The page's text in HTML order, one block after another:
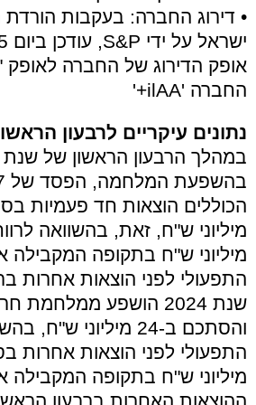
• דירוג החברה: בעקבות הורדת
אופק הדירוג של החברה לאופק
החברה 'ilAA+'
נתונים עיקריים לרבעון הראשון
מיליוני ש"ח בתקופה
התפעולי לפני הוצאות אחרות
שנת 2024 הושפע ממלחמת
והסתכם ב-24 מיליוני
מיליוני ש"ח בתקופה